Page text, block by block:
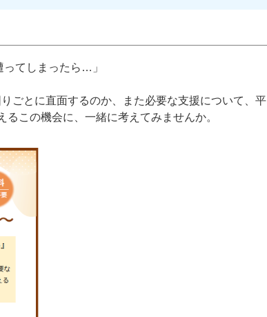
ってしまったら…」
ごとに直面するのか、また必要な支援について、平
この機会に、一緒に考えてみませんか。